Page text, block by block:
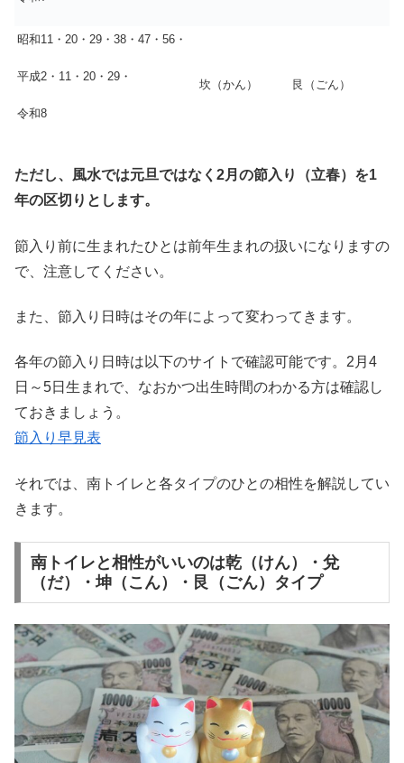
昭和11・20・29・38・47・56・
平成2・11・20・29・
令和8
坎（かん） 艮（ごん）
ただし、風水では元旦ではなく2月の節入り（立春）を1
年の区切りとします。
節入り前に生まれたひとは前年生まれの扱いになりますの
で、注意してください。
また、節入り日時はその年によって変わってきます。
各年の節入り日時は以下のサイトで確認可能です。2月4
日～5日生まれで、なおかつ出生時間のわかる方は確認し
ておきましょう。
節入り早見表
それでは、南トイレと各タイプのひとの相性を解説してい
きます。
南トイレと相性がいいのは乾（けん）・兌
（だ）・坤（こん）・艮（ごん）タイプ